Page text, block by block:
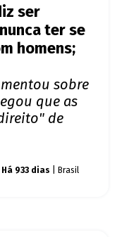
ser
ter se
homens;
sobre
que as
de
Há 933 dias | Brasil